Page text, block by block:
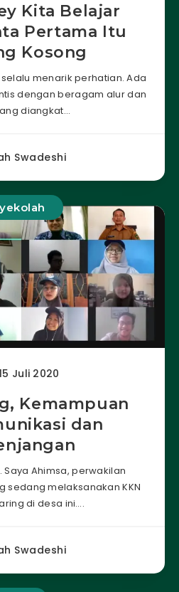
Kita Belajar
Pertama Itu
Kosong
menarik perhatian. Ada
dengan beragam alur dan
diangkat…
Swadeshi
Juli 2020
Kemampuan
dan
Saya Ahimsa, perwakilan
sedang melaksanakan KKN
di desa ini….
Swadeshi